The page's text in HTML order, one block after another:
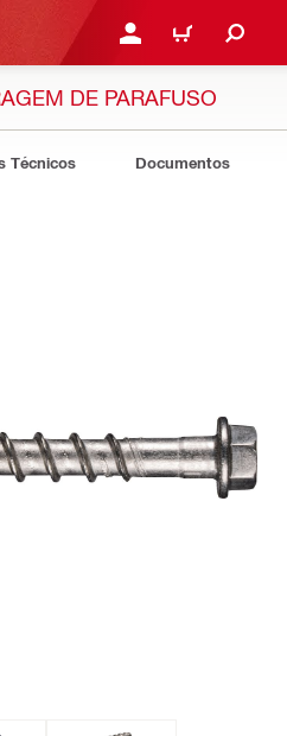
ENTRAR OU CADASTRAR
CARRINHO
DE PARAFUSO
Técnicos Documentos